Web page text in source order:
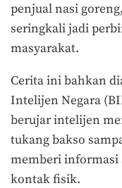
penjual nasi
seringkali jadi
masyarakat.
Cerita ini bahkan
Intelijen Negara
berujar intelijen
tukang bakso
memberi informasi
kontak fisik.